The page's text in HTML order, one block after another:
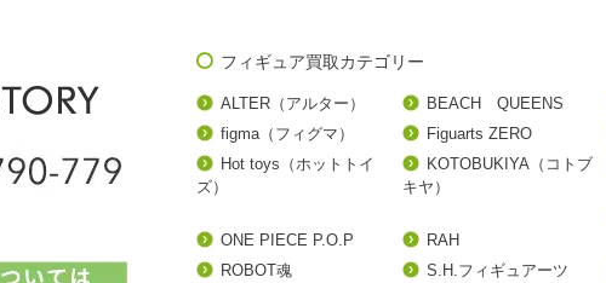
フィギュア買取カテゴリー
ALTER（アルター） BEACH QUEENS
figma（フィグマ）
Figuarts ZERO
Hot toys（ホットトイ
ズ）
KOTOBUKIYA（コトブ
キヤ）
ONE PIECE P.O.P RAH
ROBOT魂
S.H.フィギュアーツ